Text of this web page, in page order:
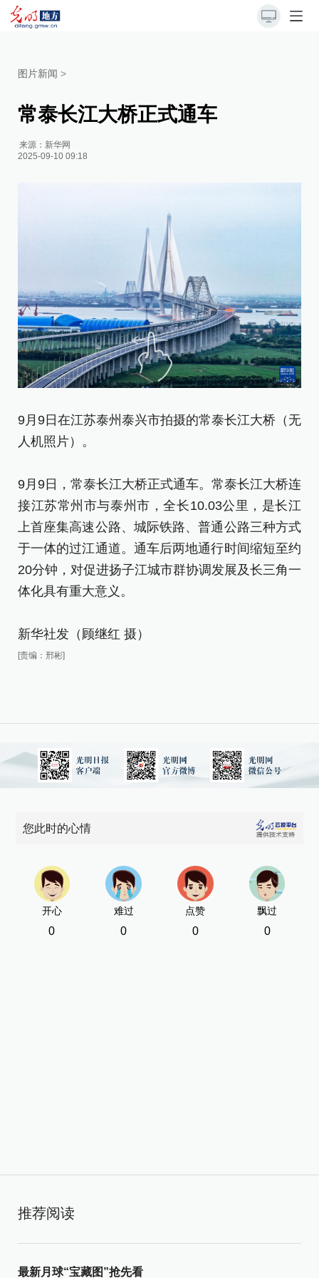
图片新闻 >
常泰长江大桥正式通车
来源： 新华网
2025-09-10 09:18
9月9日在江苏泰州泰兴市拍摄的常泰长江大桥（无
人机照片）。
9月9日，常泰长江大桥正式通车。常泰长江大桥连
接江苏常州市与泰州市，全长10.03公里，是长江
上首座集高速公路、城际铁路、普通公路三种方式
于一体的过江通道。通车后两地通行时间缩短至约
20分钟，对促进扬子江城市群协调发展及长三角一
体化具有重大意义。
新华社发（顾继红 摄）
[责编：邢彬]
您此时的心情
开心
0
难过
0
点赞
0
飘过
0
推荐阅读
最新月球“宝藏图”抢先看